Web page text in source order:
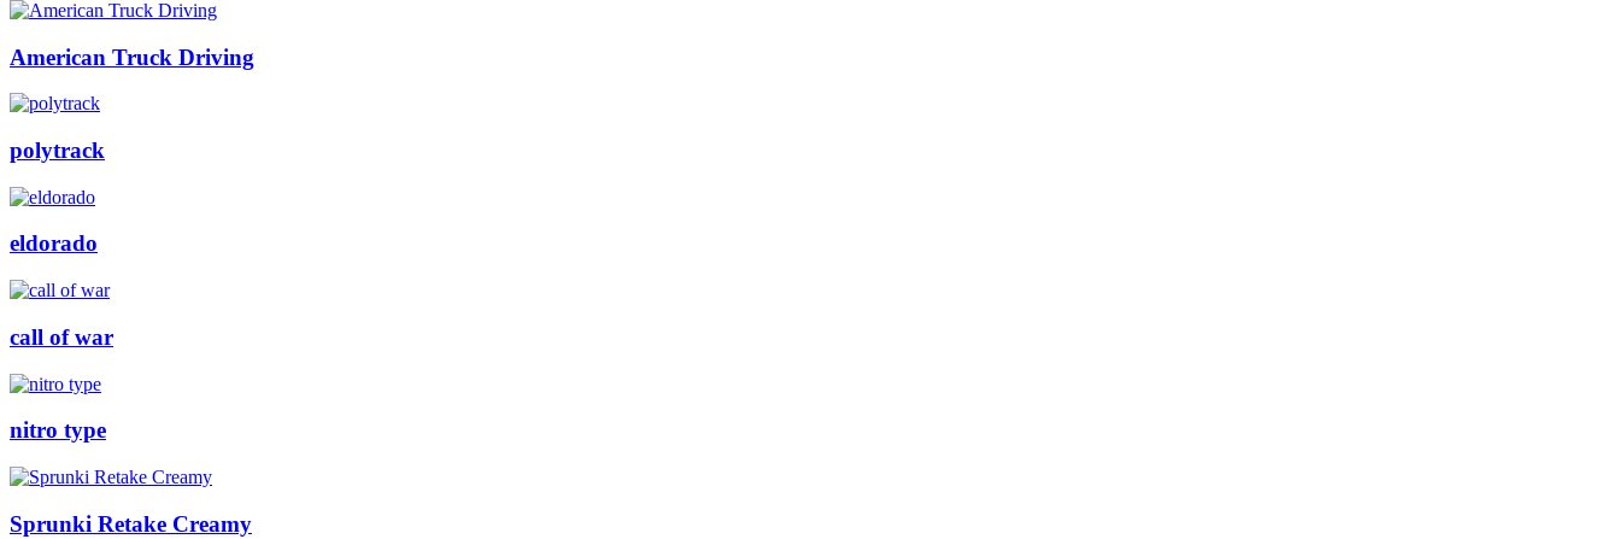
American Truck Driving
polytrack
eldorado
call of war
nitro type
Sprunki Retake Creamy